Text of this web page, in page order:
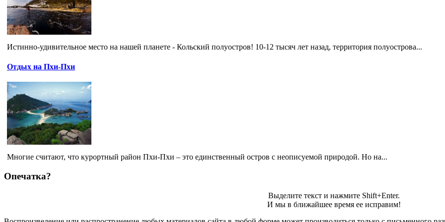
Истинно-удивительное место на нашей планете - Кольский полуостров! 10-12 тысяч лет назад, территория полуострова...
Отдых на Пхи-Пхи
Многие считают, что курортный район Пхи-Пхи – это единственный остров с неописуемой природой. Но на...
Опечатка?
Выделите текст и нажмите Shift+Enter.
И мы в ближайшее время ее исправим!